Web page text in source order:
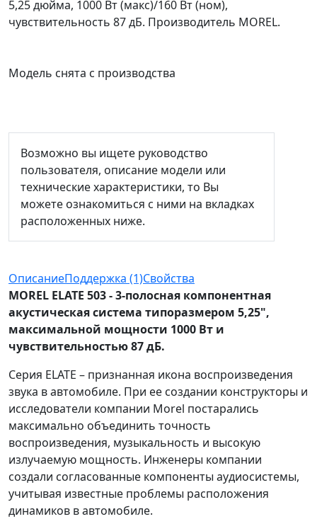
5,25 дюйма, 1000 Вт (макс)/160 Вт (ном),
чувствительность 87 дБ. Производитель MOREL.
Модель снята с производства
Возможно вы ищете руководство
пользователя, описание модели или
технические характеристики, то Вы
можете ознакомиться с ними на вкладках
расположенных ниже.
ОписаниеПоддержка (1)Свойства
MOREL ELATE 503 - 3-полосная компонентная
акустическая система типоразмером 5,25",
максимальной мощности 1000 Вт и
чувствительностью 87 дБ.
Серия ELATE – признанная икона воспроизведения
звука в автомобиле. При ее создании конструкторы и
исследователи компании Morel постарались
максимально объединить точность
воспроизведения, музыкальность и высокую
излучаемую мощность. Инженеры компании
создали согласованные компоненты аудиосистемы,
учитывая известные проблемы расположения
динамиков в автомобиле.